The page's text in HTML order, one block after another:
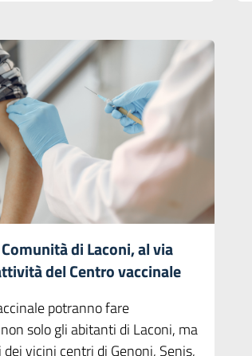
di Laconi, al via
del Centro vaccinale
potranno fare
solo gli abitanti di Laconi, ma
vicini centri di Genoni, Senis,